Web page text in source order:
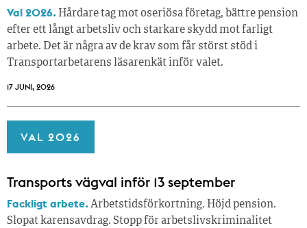
Val 2026. Hårdare tag mot oseriösa företag, bättre pension
efter ett långt arbetsliv och starkare skydd mot farligt
arbete. Det är några av de krav som får störst stöd i
Transportarbetarens läsar­enkät inför valet.
17 JUNI, 2026
VAL 2026
Transports vägval inför 13 september
Fackligt arbete.Arbetstidsförkortning. Höjd pension.
Slopat karensavdrag. Stopp för arbetslivskriminalitet